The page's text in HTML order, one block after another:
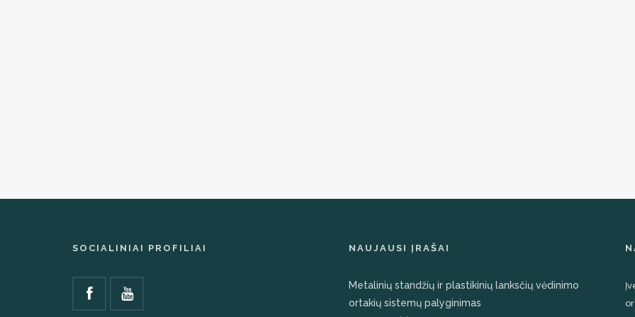
SOCIALINIAI PROFILIAI NAUJAUSI ĮRAŠAI
Metalinių standžių ir plastikinių lanksčių vėdinimo
ortakių sistemų palyginimas